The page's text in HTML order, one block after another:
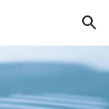
Skip to navigation